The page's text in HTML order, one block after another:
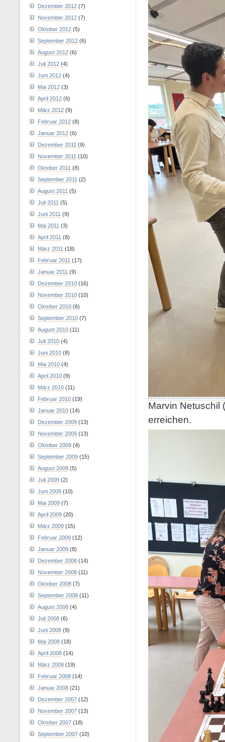
Marvin Netuschil
erreichen.
Dezember 2012 (7)
November 2012 (7)
Oktober 2012 (5)
September 2012 (6)
August 2012 (6)
Juli 2012 (4)
Juni 2012 (4)
Mai 2012 (3)
April 2012 (6)
März 2012 (9)
Februar 2012 (8)
Januar 2012 (6)
Dezember 2011 (9)
November 2011 (10)
Oktober 2011 (8)
September 2011 (2)
August 2011 (5)
Juli 2011 (5)
Juni 2011 (9)
Mai 2011 (3)
April 2011 (8)
März 2011 (18)
Februar 2011 (17)
Januar 2011 (9)
Dezember 2010 (16)
November 2010 (10)
Oktober 2010 (6)
September 2010 (7)
August 2010 (11)
Juli 2010 (4)
Juni 2010 (8)
Mai 2010 (4)
April 2010 (9)
März 2010 (11)
Februar 2010 (19)
Januar 2010 (14)
Dezember 2009 (13)
November 2009 (13)
Oktober 2009 (4)
September 2009 (15)
August 2009 (5)
Juli 2009 (2)
Juni 2009 (10)
Mai 2009 (7)
April 2009 (20)
März 2009 (15)
Februar 2009 (12)
Januar 2009 (8)
Dezember 2008 (14)
November 2008 (11)
Oktober 2008 (7)
September 2008 (11)
August 2008 (4)
Juli 2008 (6)
Juni 2008 (9)
Mai 2008 (18)
April 2008 (14)
März 2008 (19)
Februar 2008 (14)
Januar 2008 (21)
Dezember 2007 (12)
November 2007 (13)
Oktober 2007 (18)
September 2007 (10)